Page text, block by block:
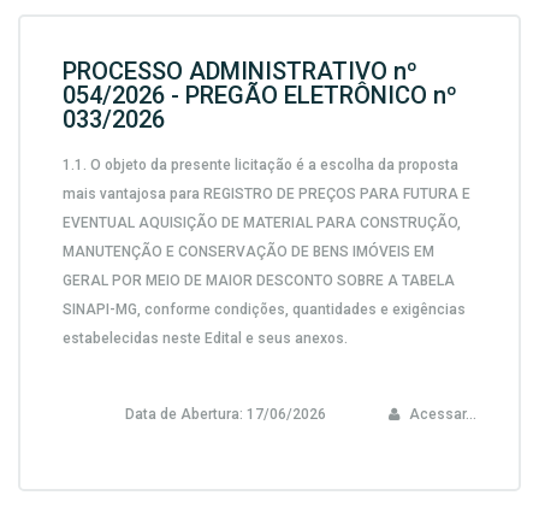
PROCESSO ADMINISTRATIVO nº
054/2026 - PREGÃO ELETRÔNICO nº
033/2026
1.1. O objeto da presente licitação é a escolha da proposta
mais vantajosa para REGISTRO DE PREÇOS PARA FUTURA E
EVENTUAL AQUISIÇÃO DE MATERIAL PARA CONSTRUÇÃO,
MANUTENÇÃO E CONSERVAÇÃO DE BENS IMÓVEIS EM
GERAL POR MEIO DE MAIOR DESCONTO SOBRE A TABELA
SINAPI-MG, conforme condições, quantidades e exigências
estabelecidas neste Edital e seus anexos.
Data de Abertura: 17/06/2026 Acessar...